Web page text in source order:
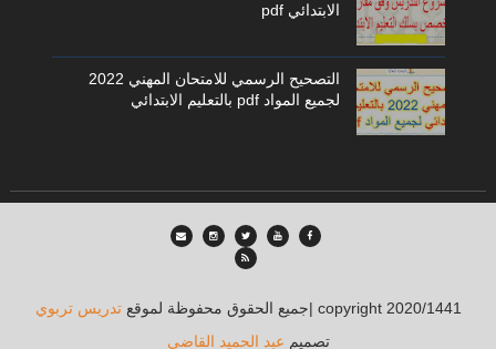
الابتدائي pdf
التصحيح الرسمي للامتحان المهني 2022
لجميع المواد pdf بالتعليم الابتدائي
جميع الحقوق محفوظة لموقعتدريس تربوي
| copyright 2020/1441
تصميم عبد الحميد القاضي